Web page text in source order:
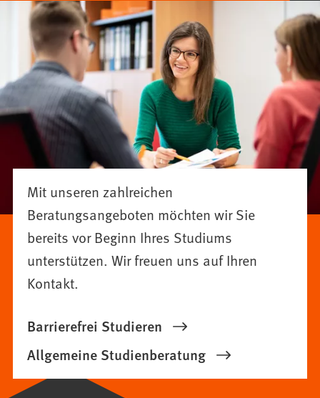
Mit unseren zahlreichen
Beratungsangeboten möchten wir Sie
bereits vor Beginn Ihres Studiums
unterstützen. Wir freuen uns auf Ihren
Kontakt.
Barrierefrei Studieren
Allgemeine Studienberatung